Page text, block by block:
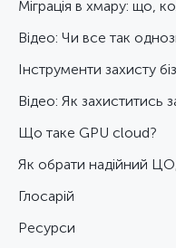
Міграція в хмару: що,
Відео: Чи все так
Інструменти захисту
Відео: Як захиститись
Що таке GPU cloud?
Як обрати надійний
Глосарій
Ресурси